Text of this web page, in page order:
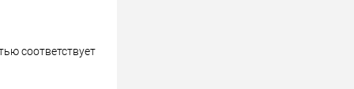
соответствует